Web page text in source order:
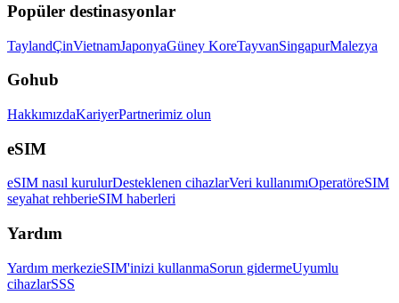
Popüler destinasyonlar
TaylandÇinVietnamJaponyaGüney KoreTayvanSingapurMalezya
Gohub
HakkımızdaKariyerPartnerimiz olun
eSIM
eSIM nasıl kurulurDesteklenen cihazlarVeri kullanımıOperatöreSIM
seyahat rehberieSIM haberleri
Yardım
Yardım merkezieSIM'inizi kullanmaSorun gidermeUyumlu
cihazlarSSS